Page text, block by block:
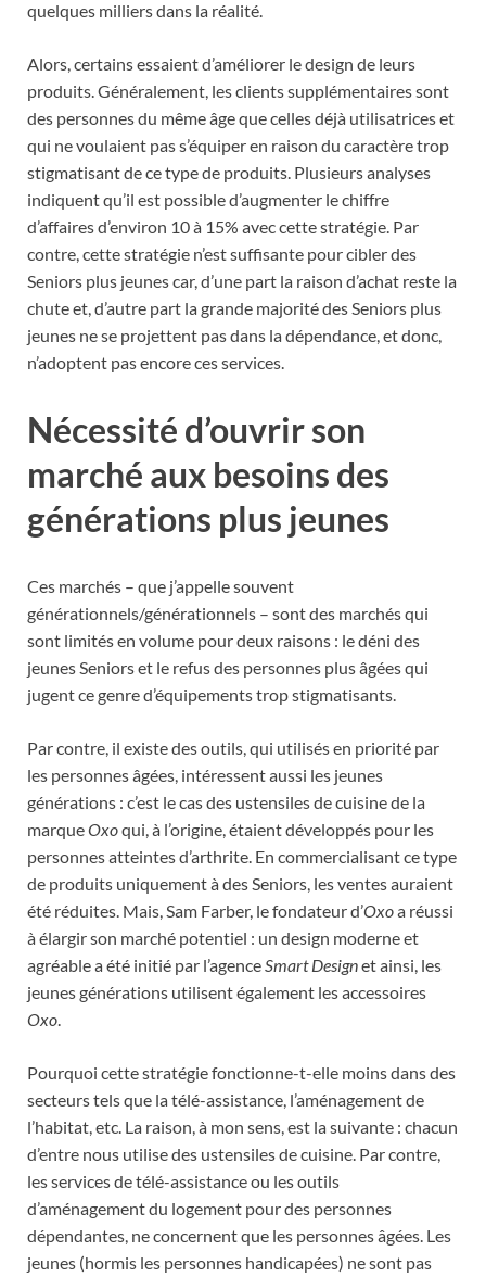
quelques milliers dans la réalité.
Alors, certains essaient d’améliorer le design de leurs
produits. Généralement, les clients supplémentaires sont
des personnes du même âge que celles déjà utilisatrices et
qui ne voulaient pas s’équiper en raison du caractère trop
stigmatisant de ce type de produits. Plusieurs analyses
indiquent qu’il est possible d’augmenter le chiffre
d’affaires d’environ 10 à 15% avec cette stratégie. Par
contre, cette stratégie n’est suffisante pour cibler des
Seniors plus jeunes car, d’une part la raison d’achat reste la
chute et, d’autre part la grande majorité des Seniors plus
jeunes ne se projettent pas dans la dépendance, et donc,
n’adoptent pas encore ces services.
Nécessité d’ouvrir son
marché aux besoins des
générations plus jeunes
Ces marchés – que j’appelle souvent
générationnels/générationnels – sont des marchés qui
sont limités en volume pour deux raisons : le déni des
jeunes Seniors et le refus des personnes plus âgées qui
jugent ce genre d’équipements trop stigmatisants.
Par contre, il existe des outils, qui utilisés en priorité par
les personnes âgées, intéressent aussi les jeunes
générations : c’est le cas des ustensiles de cuisine de la
marqueOxoqui, à l’origine, étaient développés pour les
personnes atteintes d’arthrite. En commercialisant ce type
de produits uniquement à des Seniors, les ventes auraient
été réduites. Mais, Sam Farber, le fondateur d’Oxoa réussi
à élargir son marché potentiel : un design moderne et
agréable a été initié par l’agenceSmart Designet ainsi, les
jeunes générations utilisent également les accessoires
Oxo.
Pourquoi cette stratégie fonctionne-t-elle moins dans des
secteurs tels que la télé-assistance, l’aménagement de
l’habitat, etc. La raison, à mon sens, est la suivante : chacun
d’entre nous utilise des ustensiles de cuisine. Par contre,
les services de télé-assistance ou les outils
d’aménagement du logement pour des personnes
dépendantes, ne concernent que les personnes âgées. Les
jeunes (hormis les personnes handicapées) ne sont pas